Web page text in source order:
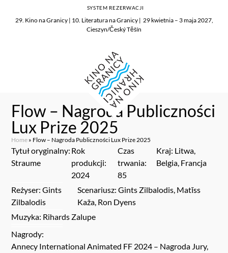
29. Kino na Granicy | 10. Literatura na Granicy | 29 kwietnia – 3 maja 2027,
Cieszyn/Český Těšín
SYSTEM REZERWACJI
Flow – Nagroda Publiczności
Lux Prize 2025
Home » Flow – Nagroda Publiczności Lux Prize 2025
Tytuł oryginalny:
Straume
Rok
produkcji:
2024
Czas
trwania:
85
Kraj: Litwa,
Belgia, Francja
Reżyser: Gints
Zilbalodis
Scenariusz: Gints Zilbalodis, Matīss
Kaža, Ron Dyens
Muzyka: Rihards Zalupe
Nagrody:
Annecy International Animated FF 2024 – Nagroda Jury,